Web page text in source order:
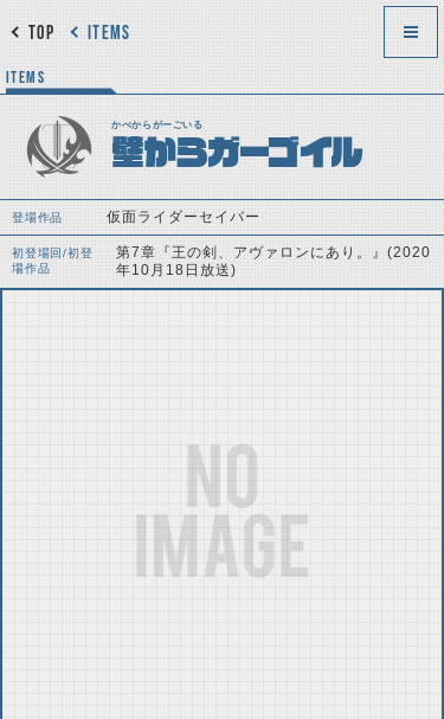
ITEMS
TOP
ITEMS
かべからがーごいる
壁からガーゴイル
登場作品 仮面ライダーセイバー
初登場回/初登
場作品
第7章『王の剣、アヴァロンにあり。』(2020
年10月18日放送)